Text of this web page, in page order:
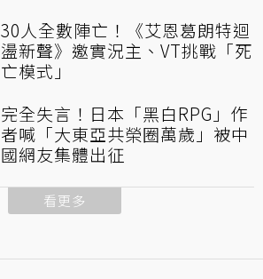
30人全數陣亡！《艾恩葛朗特迴
盪新聲》邀實況主、VT挑戰「死
亡模式」
完全失言！日本「黑白RPG」作
者喊「大東亞共榮圈萬歲」被中
國網友集體出征
看更多